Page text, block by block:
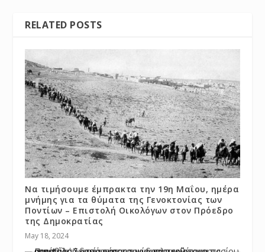
RELATED POSTS
Να τιμήσουμε έμπρακτα την 19η Μαΐου, ημέρα
μνήμης για τα θύματα της Γενοκτονίας των
Ποντίων – Επιστολή Οικολόγων στον Πρόεδρο
της Δημοκρατίας
May 18, 2024